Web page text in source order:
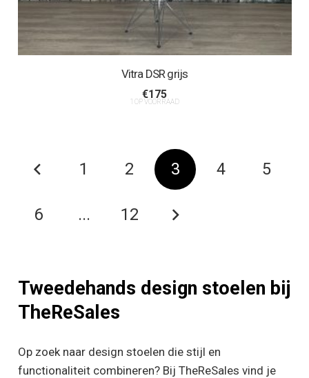
Vitra DSR grijs
€175
1 OP VOORRAAD
1 2 3 4 5
6 ... 12
Tweedehands design stoelen bij
TheReSales
Op zoek naar design stoelen die stijl en
functionaliteit combineren? Bij TheReSales vind je